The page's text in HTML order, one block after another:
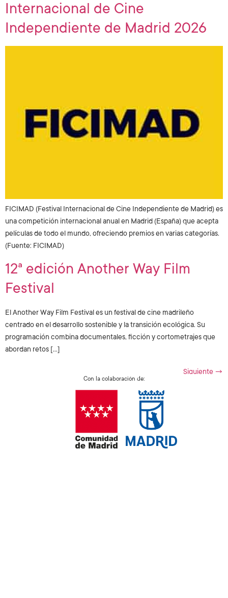
Internacional de Cine
Independiente de Madrid 2026
FICIMAD (Festival Internacional de Cine Independiente de Madrid) es
una competición internacional anual en Madrid (España) que acepta
películas de todo el mundo, ofreciendo premios en varias categorías.
(Fuente: FICIMAD)
12ª edición Another Way Film
Festival
El Another Way Film Festival es un festival de cine madrileño
centrado en el desarrollo sostenible y la transición ecológica. Su
programación combina documentales, ficción y cortometrajes que
abordan retos […]
Siguiente →
Con la colaboración de: